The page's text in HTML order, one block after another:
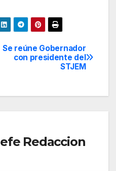
Se reúne Gobernador
con presidente del
STJEM
Redaccion